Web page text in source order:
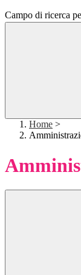
Campo di ricerca
Home >